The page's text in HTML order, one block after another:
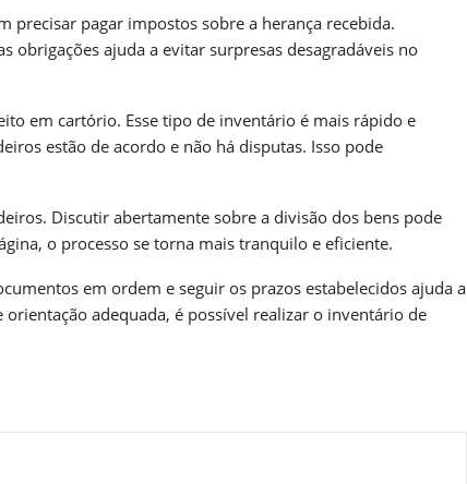
pagar impostos sobre a herança recebida.
obrigações ajuda a evitar surpresas desagradáveis no
em cartório. Esse tipo de inventário é mais rápido e
estão de acordo e não há disputas. Isso pode
Discutir abertamente sobre a divisão dos bens pode
o processo se torna mais tranquilo e eficiente.
em ordem e seguir os prazos estabelecidos ajuda a
adequada, é possível realizar o inventário de